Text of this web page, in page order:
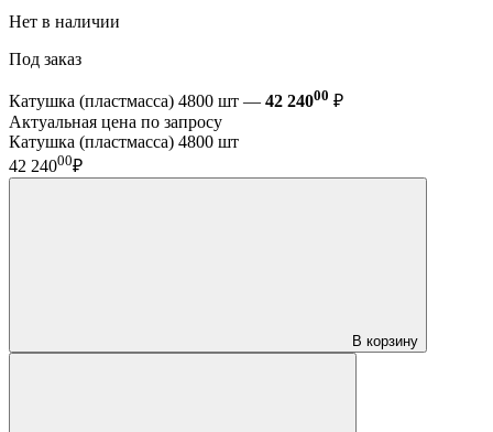
Нет в наличии
Под заказ
Катушка (пластмасса) 4800 шт — 42 24000 ₽
Актуальная цена по запросу
Катушка (пластмасса) 4800 шт
42 24000₽
В корзину